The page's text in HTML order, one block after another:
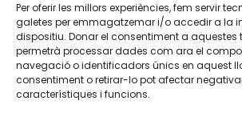
Per oferir les millors experiències, fem servir
galetes per emmagatzemar i/o accedir a la
dispositiu. Donar el consentiment a aquestes
permetrà processar dades com ara el
navegació o identificadors únics en aquest
consentiment o retirar-lo pot afectar
característiques i funcions.
TW YTB IG FB IN
Legal NoticeCookie Policy